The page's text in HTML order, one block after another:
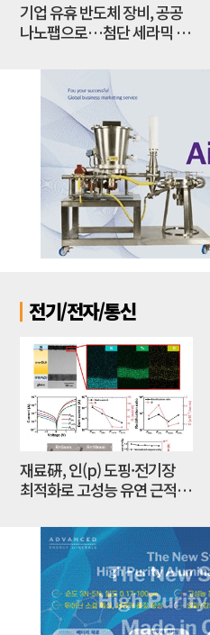
기업 유휴 반도체 장비, 공공
나노팹으로…첨단 세라믹 연
전기/전자/통신
재료硏, 인(p) 도핑·전기장
최적화로 고성능 유연 근적외